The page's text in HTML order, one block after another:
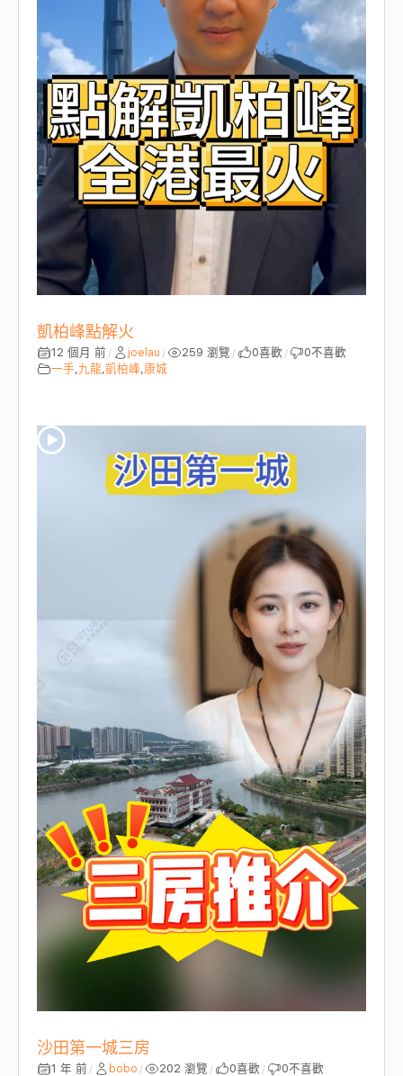
凱柏峰點解火
12 個月 前 / joelau / 259 瀏覽 / 0喜歡 / 0不喜歡
一手,九龍,凱柏峰,康城
沙田第一城三房
1 年 前 / bobo / 202 瀏覽 / 0喜歡 / 0不喜歡